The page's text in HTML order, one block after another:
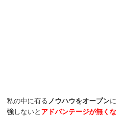
私の中に有る ノウハウをオープン
強 しないと アドバンテージが無く